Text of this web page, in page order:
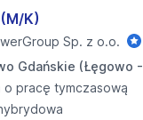
K)
Sp. z o.o.
Gdańskie (Łęgowo
o pracę tymczasową